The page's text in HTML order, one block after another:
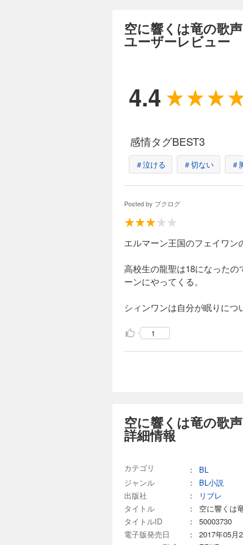
インを頼まれ
しての複雑な
ェイワンと龍
空に響く
1,485円 (税
龍神様に美
臨した運命
る…！ 世継ぎ
覚めず…!? 人
す。ラウシャ
フェイワンと
しショート追
の魔力があっ
覚めず…!? 「
空に響くは
1,485円 (税込)
「まだ見た
時代。フェイ
ずつ荒ぶる
の歌声」の“
空に響くは竜の歌
ユーザーレビュー
4.4
感情タグBEST3
＃泣ける ＃切ない ＃
Posted by ブクログ
エルマーン王国のフェイワン
高校生の龍聖は18になった
ーンにやってくる。
シィンワンは自分が眠りに
1
空に響くは竜の歌
詳細情報
カテゴリ ：
BL
ジャンル
：
BL小説
出版社
：
リブレ
タイトル
：
空に響くは
タイトルID
：
50003730
電子版発売日
：
2017年05月